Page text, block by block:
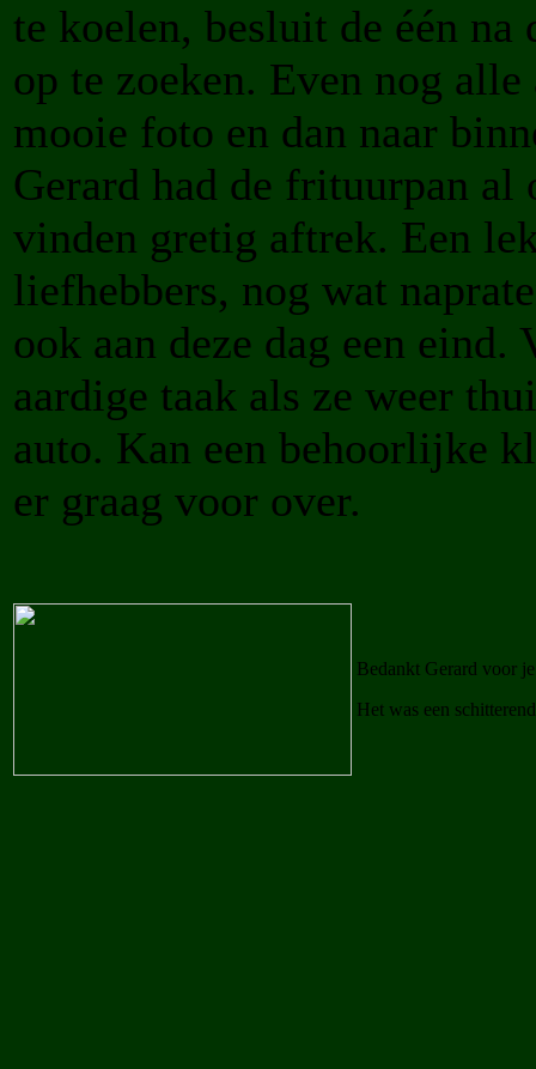
te koelen, besluit de één na
op te zoeken. Even nog
mooie foto en dan naar
Gerard had de frituurpan al
vinden gretig aftrek. Een
liefhebbers, nog wat
ook aan deze dag een
aardige taak als ze weer
auto. Kan een behoorlijke
er graag voor over.
Bedankt Gerard voor
Het was een